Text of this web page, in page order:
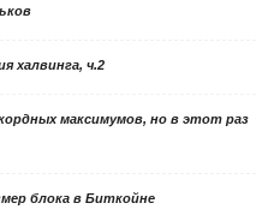
халвинга, ч.2
максимумов, но в этот раз
блока в Биткойне